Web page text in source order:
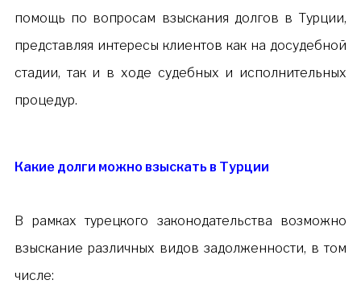
помощь по вопросам взыскания долгов в Турции,
представляя интересы клиентов как на досудебной
стадии, так и в ходе судебных и исполнительных
процедур.
Какие долги можно взыскать в Турции
В рамках турецкого законодательства возможно
взыскание различных видов задолженности, в том
числе: